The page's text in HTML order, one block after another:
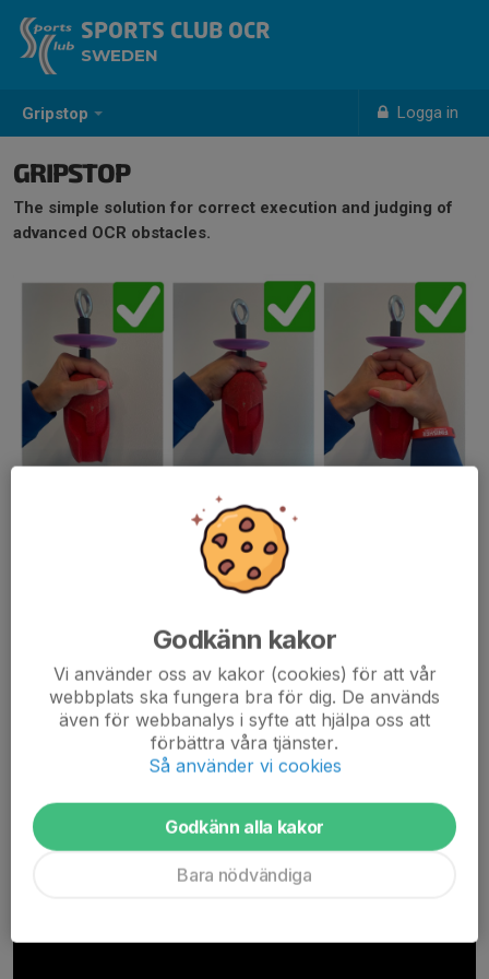
Gripstop Logga in
SPORTS CLUB OCR
SWEDEN
GRIPSTOP
The simple solution for correct execution and judging of
advanced OCR obstacles.
Gripstop was invented by Sports Club OCR in Sweden to make
execution and judging of advanced OCR obstacles easier for
both athletes and judges.
Free to use, easy to build - see video tutorial below (2 min
watch).
Godkänn kakor
Vi använder oss av kakor (cookies) för att vår
webbplats ska fungera bra för dig. De används
även för webbanalys i syfte att hjälpa oss att
förbättra våra tjänster.
Så använder vi cookies
Godkänn alla kakor
Bara nödvändiga